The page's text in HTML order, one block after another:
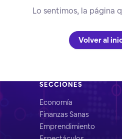
Lo sentimos, la página
Volver al
SECCIONES
Economía
Finanzas Sanas
Emprendimiento